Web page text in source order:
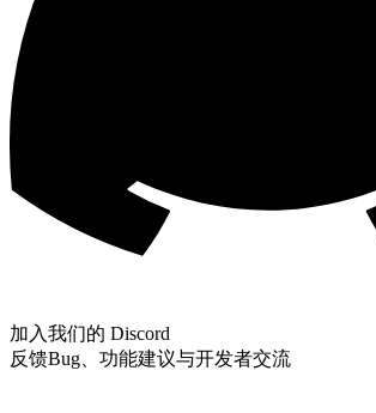
加入我们的 Discord
反馈Bug、功能建议与开发者交流